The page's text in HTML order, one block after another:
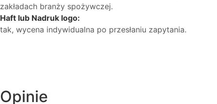
zakładach branży spożywczej.
Haft lub Nadruk logo:
tak, wycena indywidualna po przesłaniu zapytania.
Opinie